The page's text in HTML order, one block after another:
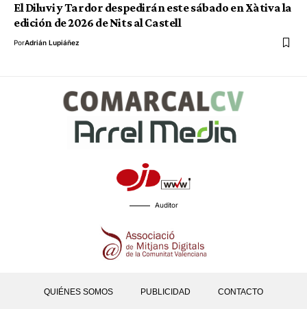
El Diluvi y Tardor despedirán este sábado en Xàtiva la
edición de 2026 de Nits al Castell
PorAdrián Lupiáñez
Auditor
QUIÉNES SOMOS PUBLICIDAD CONTACTO